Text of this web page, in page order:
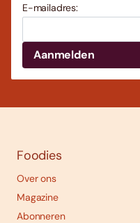
E-mailadres:
Foodies
Over ons
Magazine
Abonneren